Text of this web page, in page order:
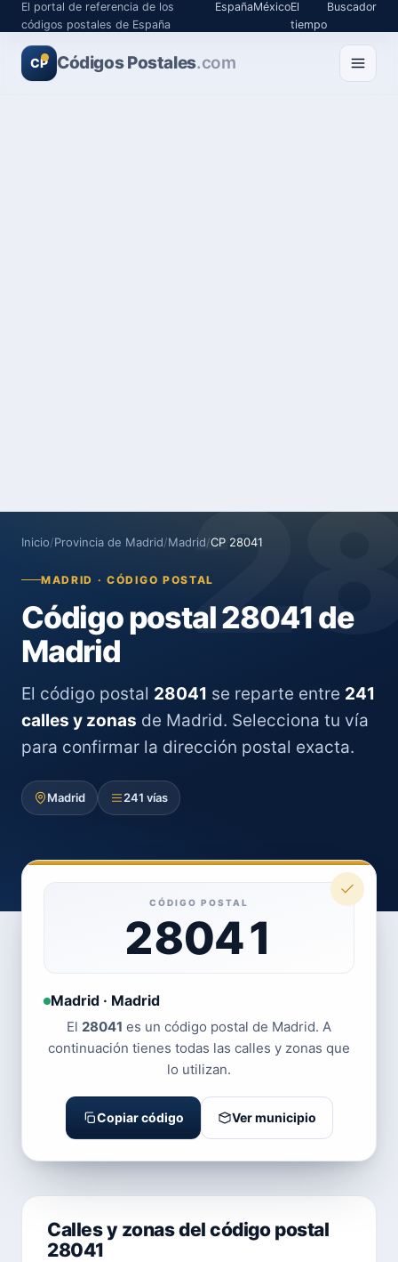
El portal de referencia de los
códigos postales de España
EspañaMéxicoEl
tiempo
Buscador
CP Códigos Postales.com
Inicio/Provincia de Madrid/Madrid/CP 28041
MADRID · CÓDIGO POSTAL
Código postal 28041 de
Madrid
El código postal 28041 se reparte entre 241
calles y zonas de Madrid. Selecciona tu vía
para confirmar la dirección postal exacta.
Madrid 241 vías
CÓDIGO POSTAL
28041
Madrid · Madrid
El 28041 es un código postal de Madrid. A
continuación tienes todas las calles y zonas que
lo utilizan.
Copiar código Ver municipio
Calles y zonas del código postal
28041